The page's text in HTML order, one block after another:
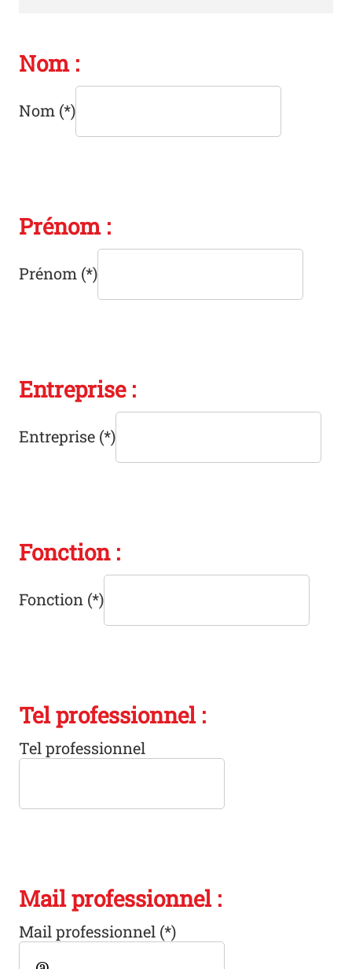
Nom :
Nom (*)
Prénom :
Prénom (*)
Entreprise :
Entreprise (*)
Fonction :
Fonction (*)
Tel professionnel :
Tel professionnel
Mail professionnel :
Mail professionnel (*)